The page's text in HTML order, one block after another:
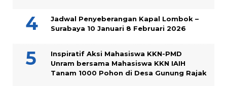
Jadwal Penyeberangan Kapal Lombok –
Surabaya 10 Januari 8 Februari 2026
Inspiratif Aksi Mahasiswa KKN-PMD
Unram bersama Mahasiswa KKN IAIH
Tanam 1000 Pohon di Desa Gunung Rajak